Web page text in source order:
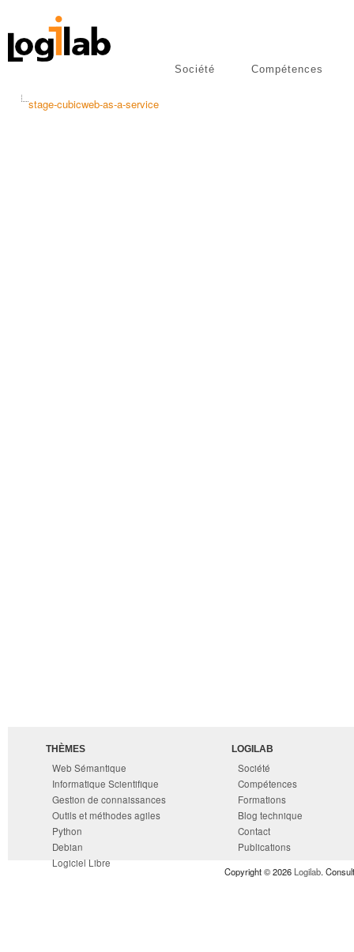
Société
Compétences
stage-cubicweb-as-a-service
THÈMES
Web Sémantique
Informatique Scientifique
Gestion de connaissances
Outils et méthodes agiles
Python
Debian
Logiciel Libre
LOGILAB
Société
Compétences
Formations
Blog technique
Contact
Publications
Copyright © 2026 Logilab.